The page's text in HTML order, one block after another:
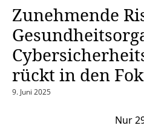
Zunehmende
rückt in den
9. Juni 2025
Nur